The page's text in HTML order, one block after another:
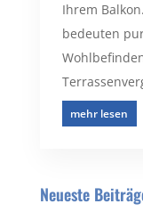
Ihrem
bedeuten
mehr lesen
Neueste